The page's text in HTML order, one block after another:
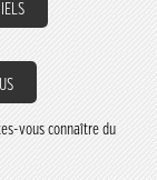
vous connaître du